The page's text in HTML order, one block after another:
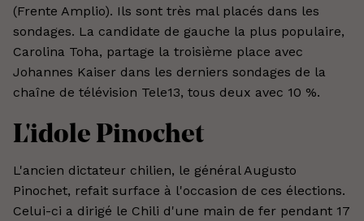
(Frente Amplio). Ils sont très mal placés dans les
sondages. La candidate de gauche la plus populaire,
Carolina Toha, partage la troisième place avec
Johannes Kaiser dans les derniers sondages de la
chaîne de télévision Tele13, tous deux avec 10 %.
L'idole Pinochet
L'ancien dictateur chilien, le général Augusto
Pinochet, refait surface à l'occasion de ces élections.
Celui-ci a dirigé le Chili d'une main de fer pendant 17